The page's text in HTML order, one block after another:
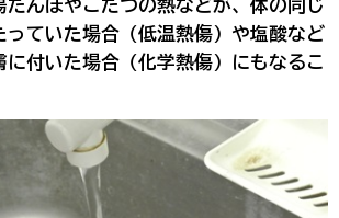
たんぽやこたつの熱などが、体の同じ
っていた場合（低温熱傷）や塩酸など
に付いた場合（化学熱傷）にもなるこ